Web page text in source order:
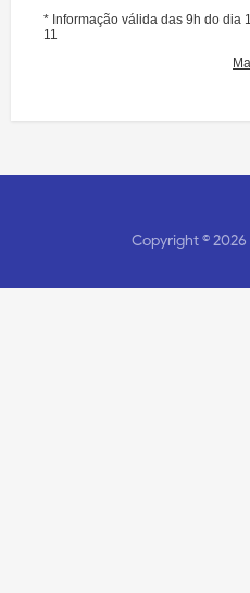
Copyright ©2026